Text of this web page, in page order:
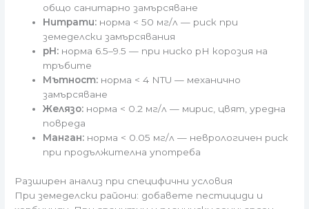
общо санитарно замърсяване
Нитрати: норма < 50 мг/л — риск при
земеделски замърсявания
pH: норма 6.5–9.5 — при ниско pH корозия на
тръбите
Мътност: норма < 4 NTU — механично
замърсяване
Желязо: норма < 0.2 мг/л — мирис, цвят, уредна
повреда
Манган: норма < 0.05 мг/л — неврологичен риск
при продължителна употреба
Разширен анализ при специфични условия
При земеделски райони: добавете пестициди и